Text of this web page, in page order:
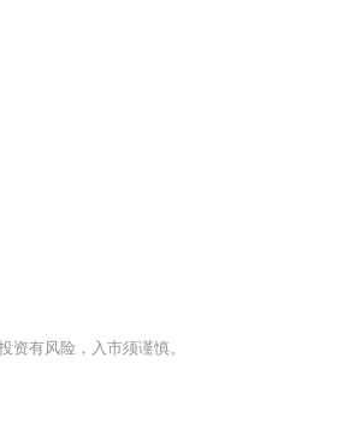
有风险，入市须谨慎。